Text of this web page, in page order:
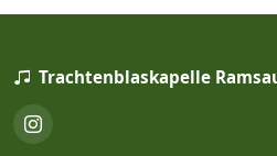
Trachtenblaskapelle